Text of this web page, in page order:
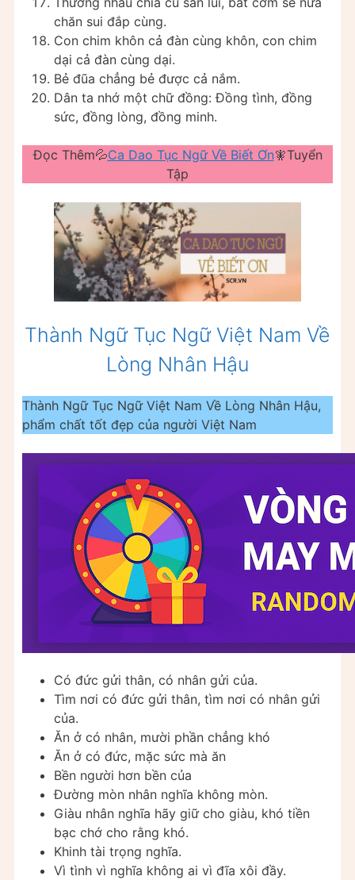
chăn sui đắp cùng.
Con chim khôn cả đàn cùng khôn, con chim
dại cả đàn cùng dại.
Bẻ đũa chẳng bẻ được cả nắm.
Dân ta nhớ một chữ đồng: Đồng tình, đồng
sức, đồng lòng, đồng minh.
Đọc Thêm💦Ca Dao Tục Ngữ Về Biết Ơn🧚Tuyển
Tập
Thành Ngữ Tục Ngữ Việt Nam Về
Lòng Nhân Hậu
Thành Ngữ Tục Ngữ Việt Nam Về Lòng Nhân Hậu,
phẩm chất tốt đẹp của người Việt Nam
Có đức gửi thân, có nhân gửi của.
Tìm nơi có đức gửi thân, tìm nơi có nhân gửi
của.
Ăn ở có nhân, mười phần chẳng khó
Ăn ở có đức, mặc sức mà ăn
Bền người hơn bền của
Đường mòn nhân nghĩa không mòn.
Giàu nhân nghĩa hãy giữ cho giàu, khó tiền
bạc chớ cho rằng khó.
Khinh tài trọng nghĩa.
Vì tình vì nghĩa không ai vì đĩa xôi đầy.